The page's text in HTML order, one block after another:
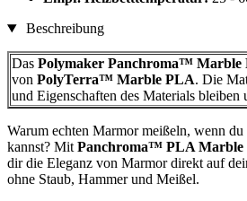
Beschreibung
Das Polymaker Panchroma™ Marble
von PolyTerra™ Marble PLA. Die
und Eigenschaften des Materials bleiben
Warum echten Marmor meißeln, wenn
kannst? Mit Panchroma™ PLA Marble
dir die Eleganz von Marmor direkt auf
ohne Staub, Hammer und Meißel.